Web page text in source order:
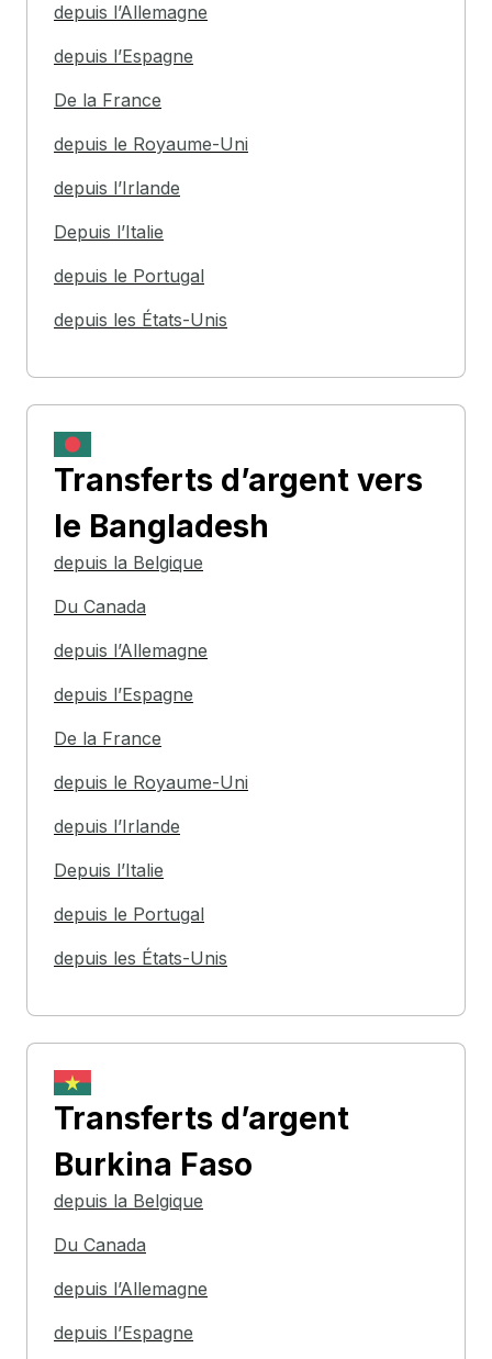
depuis l’Allemagne
depuis l’Espagne
De la France
depuis le Royaume-Uni
depuis l’Irlande
Depuis l’Italie
depuis le Portugal
depuis les États-Unis
Transferts d’argent vers
le Bangladesh
depuis la Belgique
Du Canada
depuis l’Allemagne
depuis l’Espagne
De la France
depuis le Royaume-Uni
depuis l’Irlande
Depuis l’Italie
depuis le Portugal
depuis les États-Unis
Transferts d’argent
Burkina Faso
depuis la Belgique
Du Canada
depuis l’Allemagne
depuis l’Espagne